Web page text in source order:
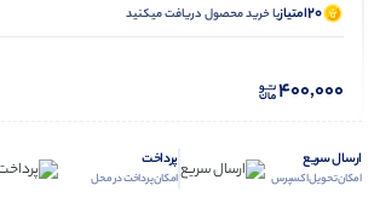
20امتیازبا خرید محصول دریافت میکنید
400,000
ارسال سریع
امکان تحویل اکسپرس
پرداخت
امکان پرداخت در محل